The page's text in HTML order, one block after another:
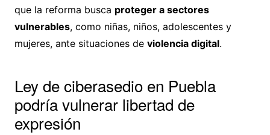
que la reforma busca proteger a sectores
vulnerables, como niñas, niños, adolescentes y
mujeres, ante situaciones de violencia digital.
Ley de ciberasedio en Puebla
podría vulnerar libertad de
expresión